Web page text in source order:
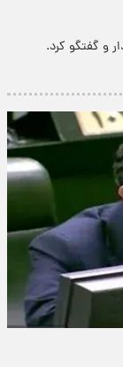
و گفتگو کرد.